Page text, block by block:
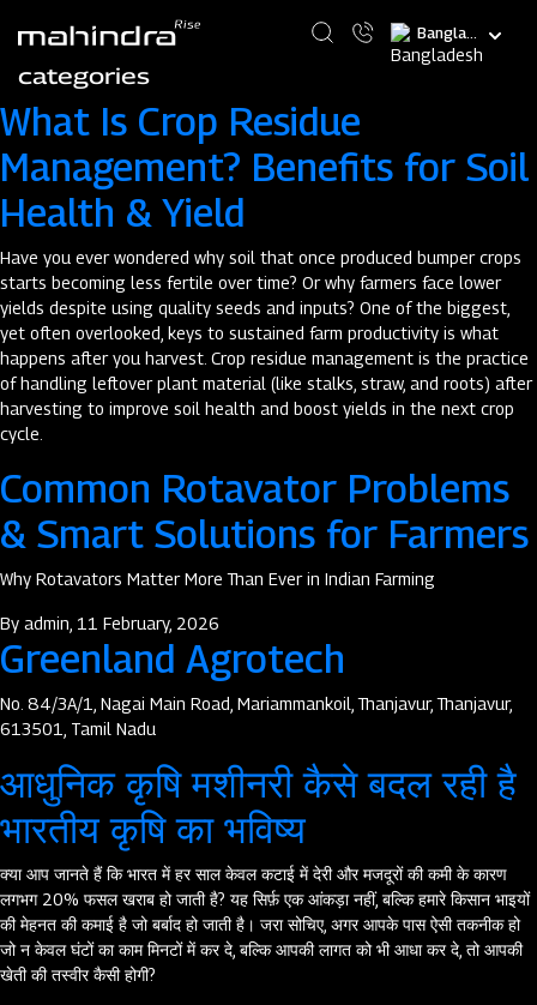
content
Select
your
categories
What Is Crop Residue
Management? Benefits for Soil
Health & Yield
Have you ever wondered why soil that once produced bumper crops
starts becoming less fertile over time? Or why farmers face lower
yields despite using quality seeds and inputs? One of the biggest,
yet often overlooked, keys to sustained farm productivity is what
happens after you harvest. Crop residue management is the practice
of handling leftover plant material (like stalks, straw, and roots) after
harvesting to improve soil health and boost yields in the next crop
cycle.
Common Rotavator Problems
& Smart Solutions for Farmers
Why Rotavators Matter More Than Ever in Indian Farming
By admin , 11 February, 2026
Greenland Agrotech
No. 84/3A/1, Nagai Main Road, Mariammankoil, Thanjavur, Thanjavur,
613501, Tamil Nadu
आधुनिक कृषि मशीनरी कैसे बदल रही है
भारतीय कृषि का भविष्य
क्या आप जानते हैं कि भारत में हर साल केवल कटाई में देरी और मजदूरों की कमी के कारण
लगभग 20% फसल खराब हो जाती है? यह सिर्फ़ एक आंकड़ा नहीं, बल्कि हमारे किसान भाइयों
की मेहनत की कमाई है जो बर्बाद हो जाती है। जरा सोचिए, अगर आपके पास ऐसी तकनीक हो
जो न केवल घंटों का काम मिनटों में कर दे, बल्कि आपकी लागत को भी आधा कर दे, तो आपकी
खेती की तस्वीर कैसी होगी?